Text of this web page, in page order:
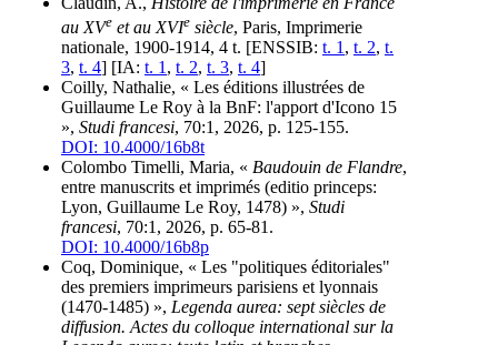
au XVe et au XVIe siècle, Paris, Imprimerie
nationale, 1900-1914, 4 t. [ENSSIB: t. 1, t. 2, t.
3, t. 4] [IA: t. 1, t. 2, t. 3, t. 4]
Coilly, Nathalie, « Les éditions illustrées de
Guillaume Le Roy à la BnF: l'apport d'Icono 15
», Studi francesi, 70:1, 2026, p. 125-155.
DOI: 10.4000/16b8t
Colombo Timelli, Maria, « Baudouin de Flandre,
entre manuscrits et imprimés (editio princeps:
Lyon, Guillaume Le Roy, 1478) », Studi
francesi, 70:1, 2026, p. 65-81.
DOI: 10.4000/16b8p
Coq, Dominique, « Les "politiques éditoriales"
des premiers imprimeurs parisiens et lyonnais
(1470-1485) », Legenda aurea: sept siècles de
diffusion. Actes du colloque international sur la